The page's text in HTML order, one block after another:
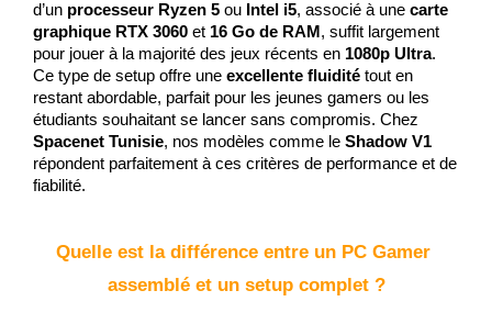
d’un processeur Ryzen 5 ou Intel i5, associé à une carte
graphique RTX 3060 et 16 Go de RAM , suffit largement
pour jouer à la majorité des jeux récents en 1080p Ultra.
Ce type de setup offre une excellente fluidité tout en
restant abordable, parfait pour les jeunes gamers ou les
Spacenet Tunisie, nos modèles comme le Shadow V1
répondent parfaitement à ces critères de performance et de
fiabilité.
Quelle est la différence entre un PC Gamer
assemblé et un setup complet ?